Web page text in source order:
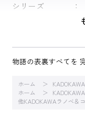
シリーズ
物語の表裏すべてを
ホーム
ホーム
他KADOKAWAラノベ＆